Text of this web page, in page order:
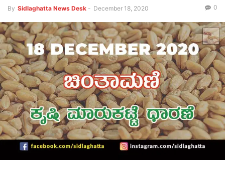
By Sidlaghatta News Desk - December 18, 2020 0